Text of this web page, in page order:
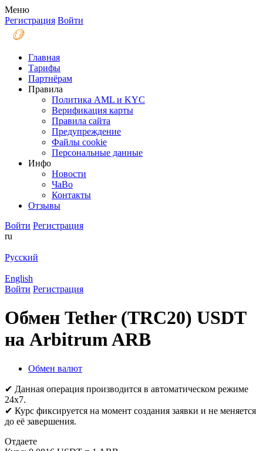
Меню
Регистрация Войти
Главная
Тарифы
Партнёрам
Правила
Политика AML и KYC
Верификация карты
Правила сайта
Предупреждение
Файлы coоkie
Персональные данные
Инфо
Новости
ЧаВо
Контакты
Отзывы
Войти Регистрация
ru
Русский
English
Войти Регистрация
Обмен Tether (TRC20) USDT
на Arbitrum ARB
Обмен валют
✔ Данная операция производится в автоматическом режиме
24х7.
✔ Курс фиксируется на момент создания заявки и не меняется
до её завершения.
Отдаете